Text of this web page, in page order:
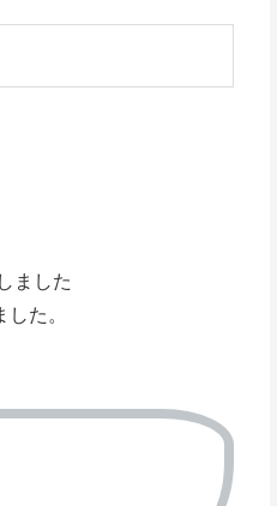
ました
た。